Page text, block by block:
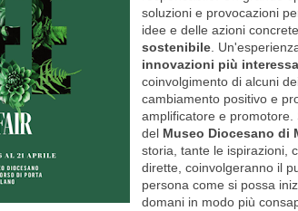
soluzioni e provocazioni
idee e delle azioni
sostenibile.
innovazioni più
coinvolgimento di alcuni
cambiamento positivo e
amplificatore e
del Museo Diocesano di
storia, tante le ispirazioni,
dirette, coinvolgeranno il
persona come si possa
domani in modo più